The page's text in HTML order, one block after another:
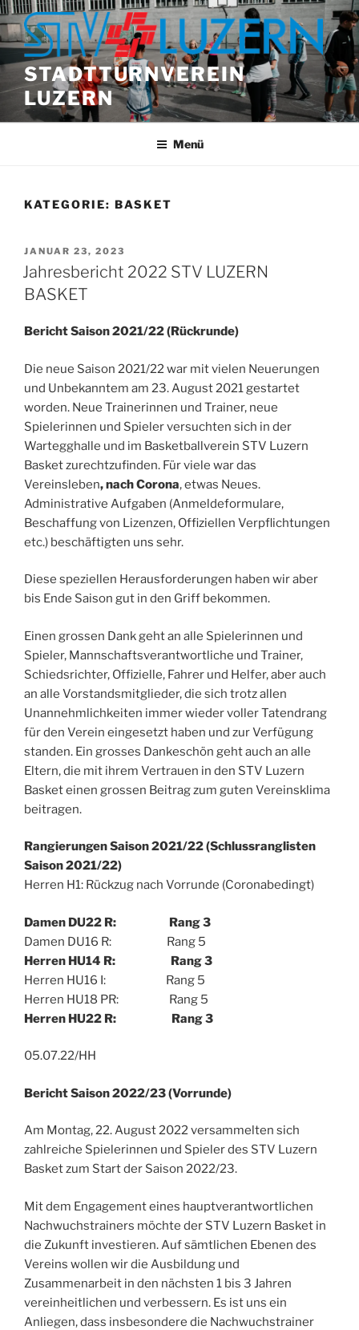
Zum
Inhalt
springen
STADTTURNVEREIN
LUZERN
Menü
KATEGORIE: BASKET
VERÖFFENTLICHT
AM
JANUAR 23, 2023
Jahresbericht 2022 STV LUZERN
BASKET
Bericht Saison 2021/22 (Rückrunde)
Die neue Saison 2021/22 war mit vielen Neuerungen
und Unbekanntem am 23. August 2021 gestartet
worden. Neue Trainerinnen und Trainer, neue
Spielerinnen und Spieler versuchten sich in der
Wartegghalle und im Basketballverein STV Luzern
Basket zurechtzufinden. Für viele war das
Vereinsleben, nach Corona, etwas Neues.
Administrative Aufgaben (Anmeldeformulare,
Beschaffung von Lizenzen, Offiziellen Verpflichtungen
etc.) beschäftigten uns sehr.
Diese speziellen Herausforderungen haben wir aber
bis Ende Saison gut in den Griff bekommen.
Einen grossen Dank geht an alle Spielerinnen und
Spieler, Mannschaftsverantwortliche und Trainer,
Schiedsrichter, Offizielle, Fahrer und Helfer, aber auch
an alle Vorstandsmitglieder, die sich trotz allen
Unannehmlichkeiten immer wieder voller Tatendrang
für den Verein eingesetzt haben und zur Verfügung
standen. Ein grosses Dankeschön geht auch an alle
Eltern, die mit ihrem Vertrauen in den STV Luzern
Basket einen grossen Beitrag zum guten Vereinsklima
beitragen.
Rangierungen Saison 2021/22 (Schlussranglisten
Saison 2021/22)
Herren H1: Rückzug nach Vorrunde (Coronabedingt)
Damen DU22 R: Rang 3
Damen DU16 R: Rang 5
Herren HU14 R: Rang 3
Herren HU16 I: Rang 5
Herren HU18 PR: Rang 5
Herren HU22 R: Rang 3
05.07.22/HH
Bericht Saison 2022/23 (Vorrunde)
Am Montag, 22. August 2022 versammelten sich
zahlreiche Spielerinnen und Spieler des STV Luzern
Basket zum Start der Saison 2022/23.
Mit dem Engagement eines hauptverantwortlichen
Nachwuchstrainers möchte der STV Luzern Basket in
die Zukunft investieren. Auf sämtlichen Ebenen des
Vereins wollen wir die Ausbildung und
Zusammenarbeit in den nächsten 1 bis 3 Jahren
vereinheitlichen und verbessern. Es ist uns ein
Anliegen, dass insbesondere die Nachwuchstrainer